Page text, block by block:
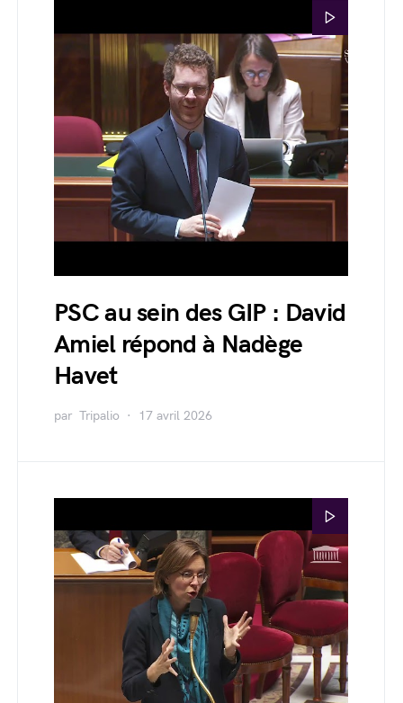
PSC au sein des GIP : David
Amiel répond à Nadège
Havet
par Tripalio 17 avril 2026